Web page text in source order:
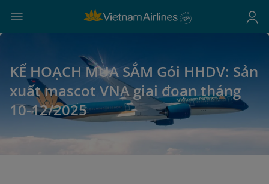
KẾ HOẠCH MUA SẮM Gói HHDV: Sản
xuất mascot VNA giai đoạn tháng
10-12/2025